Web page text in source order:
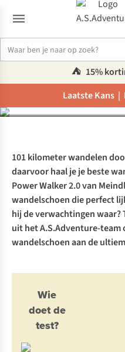
⛺️ 15%
Laatste Kans |
Getest: de
101 kilometer wandelen
daarvoor haal je je beste
Power Walker 2.0 van
wandelschoen die perfect
hij de verwachtingen
uit het A.S.Adventure-team
wandelschoen aan de
Wie
doet de
test?